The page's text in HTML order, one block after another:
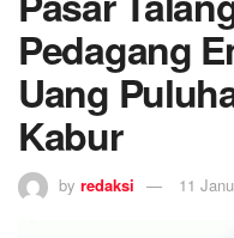
Pedagang
Uang
Kabur
by redaksi 11